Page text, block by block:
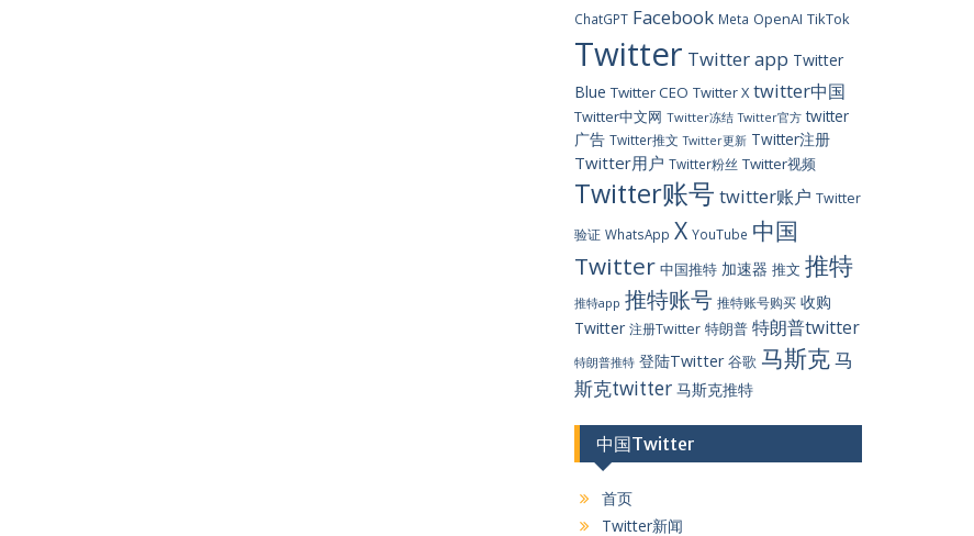
ChatGPT Facebook Meta OpenAI TikTok
Twitter Twitter app Twitter
Blue Twitter CEO Twitter X twitter中国
Twitter中文网 Twitter冻结 Twitter官方 twitter
广告 Twitter推文 Twitter更新 Twitter注册
Twitter用户 Twitter粉丝 Twitter视频
Twitter账号 twitter账户 Twitter
验证 WhatsApp X YouTube 中国
Twitter 中国推特 加速器 推文 推特
推特app 推特账号 推特账号购买 收购
Twitter 注册Twitter 特朗普 特朗普twitter
特朗普推特 登陆Twitter 谷歌 马斯克马
斯克twitter 马斯克推特
中国Twitter
首页
Twitter新闻